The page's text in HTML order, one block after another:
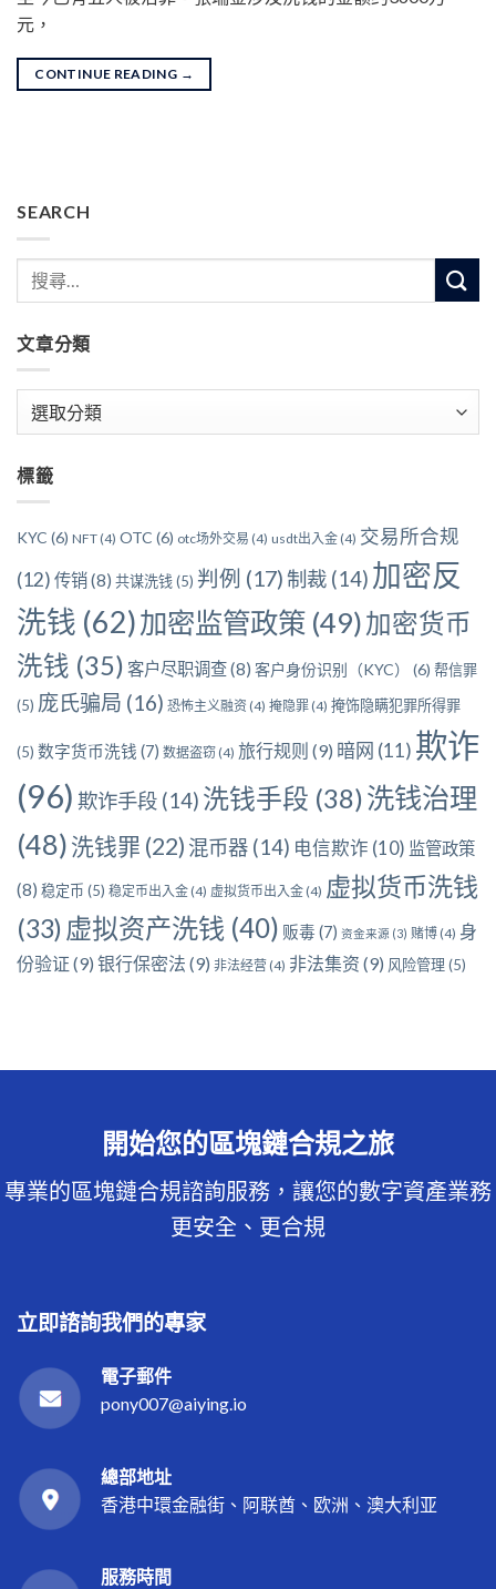
SEARCH
文章分類
類
標籤
KYC (6) NFT (4) OTC (6) otc场外交易 (4) usdt出入金 (4) 交易所合规
(12) 传销(8) 共谋洗钱(5) 判例 (17)制裁 (14) 加密反
洗钱 (62)加密监管政策 (49)加密货币
洗钱 (35) 客户尽职调查(8) 客户身份识别（KYC） (6) 帮信罪
(5) 庞氏骗局 (16) 恐怖主义融资 (4) 掩隐罪 (4) 掩饰隐瞒犯罪所得罪
(5) 数字货币洗钱 (7) 数据盗窃 (4) 旅行规则 (9) 暗网 (11) 欺诈
(96) 欺诈手段 (14) 洗钱手段 (38)洗钱治理
(48) 洗钱罪 (22) 混币器 (14) 电信欺诈 (10) 监管政策
(8) 稳定币 (5) 稳定币出入金 (4) 虚拟货币出入金 (4) 虚拟货币洗钱
(33) 虚拟资产洗钱 (40) 贩毒 (7) 资金来源 (3) 赌博 (4) 身
份验证 (9) 银行保密法 (9) 非法经营 (4) 非法集资 (9) 风险管理(5)
元，
CONTINUE READING →
開始您的區塊鏈合規之旅
專業的區塊鏈合規諮詢服務，讓您的數字資產業務
更安全、更合規
立即諮詢我們的專家
電子郵件
pony007@aiying.io
總部地址
香港中環金融街、阿联酋、欧洲、澳大利亚
服務時間